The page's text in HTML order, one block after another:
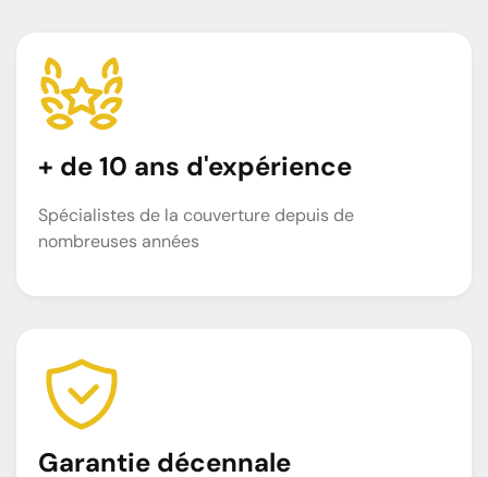
+ de 10 ans d'expérience
Spécialistes de la couverture depuis de
nombreuses années
Garantie décennale